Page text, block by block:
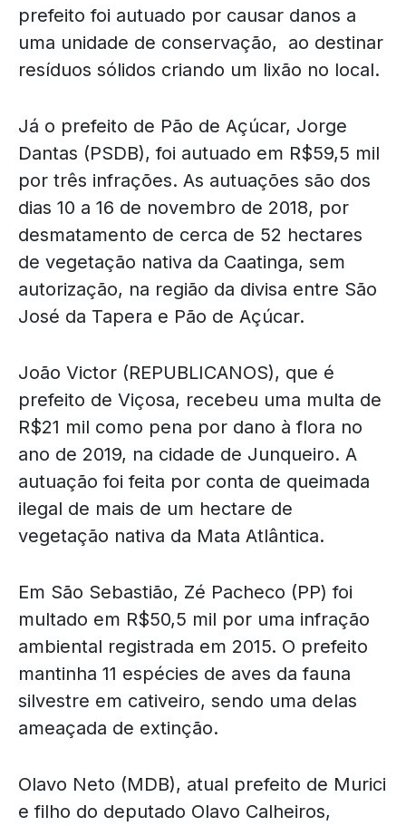
prefeito foi autuado por causar danos a
uma unidade de conservação, ao destinar
resíduos sólidos criando um lixão no local.
Já o prefeito de Pão de Açúcar, Jorge
Dantas (PSDB), foi autuado em R$59,5 mil
por três infrações. As autuações são dos
dias 10 a 16 de novembro de 2018, por
desmatamento de cerca de 52 hectares
de vegetação nativa da Caatinga, sem
autorização, na região da divisa entre São
José da Tapera e Pão de Açúcar.
João Victor (REPUBLICANOS), que é
prefeito de Viçosa, recebeu uma multa de
R$21 mil como pena por dano à flora no
ano de 2019, na cidade de Junqueiro. A
autuação foi feita por conta de queimada
ilegal de mais de um hectare de
vegetação nativa da Mata Atlântica.
Em São Sebastião, Zé Pacheco (PP) foi
multado em R$50,5 mil por uma infração
ambiental registrada em 2015. O prefeito
mantinha 11 espécies de aves da fauna
silvestre em cativeiro, sendo uma delas
ameaçada de extinção.
Olavo Neto (MDB), atual prefeito de Murici
e filho do deputado Olavo Calheiros,